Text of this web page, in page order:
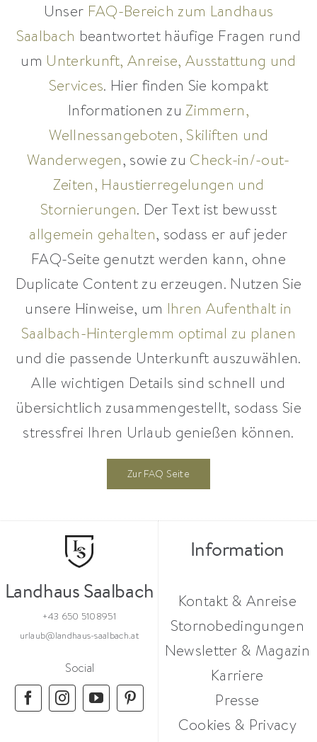
Unser FAQ-Bereich zum Landhaus
Saalbach beantwortet häufige Fragen rund
um Unterkunft, Anreise, Ausstattung und
Services. Hier finden Sie kompakt
Informationen zuZimmern,
Wellnessangeboten, Skiliften und
Wanderwegen, sowie zu Check-in/-out-
Zeiten, Haustierregelungen und
Stornierungen. Der Text ist bewusst
allgemein gehalten, sodass er auf jeder
FAQ-Seite genutzt werden kann, ohne
Duplicate Content zu erzeugen. Nutzen Sie
unsere Hinweise, um Ihren Aufenthalt in
Saalbach-Hinterglemm optimal zu planen
und die passende Unterkunft auszuwählen.
Alle wichtigen Details sind schnell und
übersichtlich zusammengestellt, sodass Sie
stressfrei Ihren Urlaub genießen können.
Zur FAQ Seite
Landhaus Saalbach
+43 650 5108951
urlaub@landhaus-saalbach.at
Social
Information
Kontakt & Anreise
Stornobedingungen
Newsletter & Magazin
Karriere
Presse
Cookies & Privacy